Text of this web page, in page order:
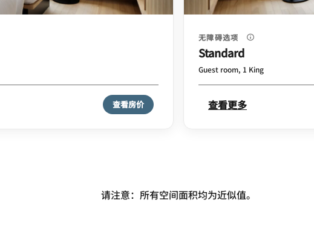
查看房价
无障碍选项
Standard
Guest room, 1 King
查看更多
请注意：所有空间面积均为近似值。